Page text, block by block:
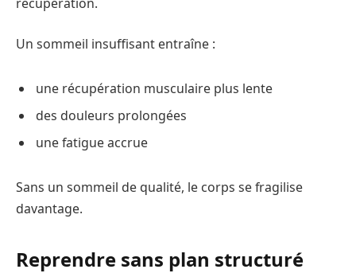
Un sommeil insuffisant entraîne :
une récupération musculaire plus lente
des douleurs prolongées
une fatigue accrue
Sans un sommeil de qualité, le corps se fragilise
davantage.
Reprendre sans plan structuré